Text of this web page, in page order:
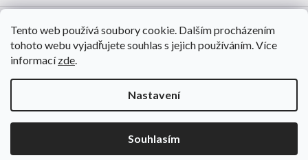
Tento web používá soubory cookie. Dalším procházením
tohoto webu vyjadřujete souhlas s jejich používáním. Více
informacízde.
Nastavení
Souhlasím
O nás
Vytvořil Shoptet